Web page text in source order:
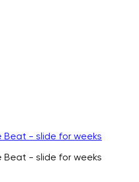
Beat - slide for weeks
Beat - slide for weeks